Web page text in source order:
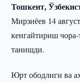
Тошкент,
Мирзиёев 14
кенгайтириш
танишди.
Юрт ободлиги ва